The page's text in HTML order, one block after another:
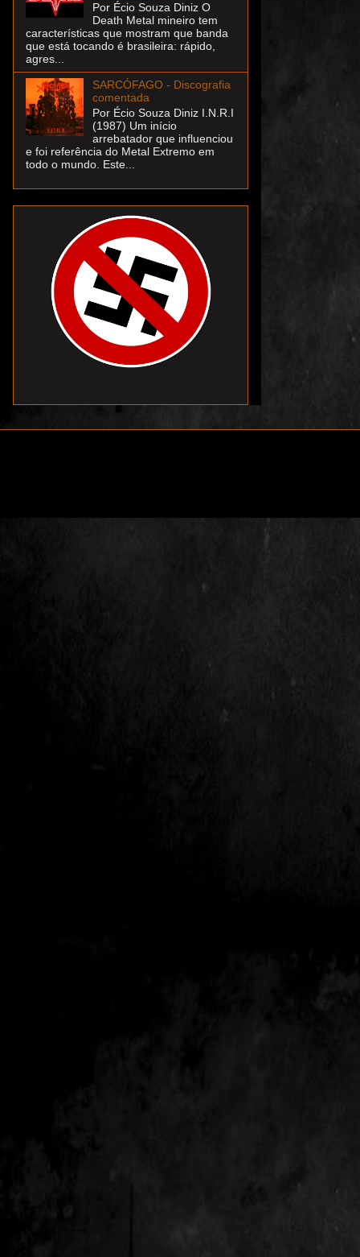
Por Écio Souza Diniz O
Death Metal mineiro tem
características que mostram que banda
que está tocando é brasileira: rápido,
agres...
SARCÓFAGO - Discografia
comentada
Por Écio Souza Diniz I.N.R.I
(1987) Um início
arrebatador que influenciou
e foi referência do Metal Extremo em
todo o mundo. Este...